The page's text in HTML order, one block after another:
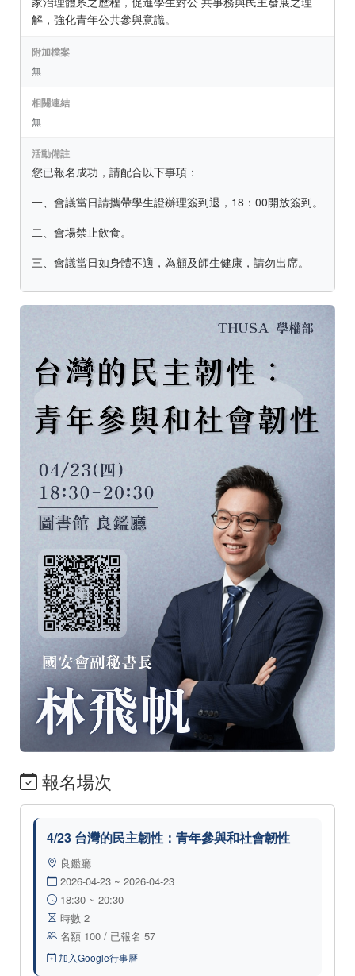
解，強化青年公共參與意識。
附加檔案
無
相關連結
無
活動備註
您已報名成功，請配合以下事項：
一、會議當日請攜帶學生證辦理簽到退，18：00開放簽到。
二、會場禁止飲食。
三、會議當日如身體不適，為顧及師生健康，請勿出席。
報名場次
4/23 台灣的民主韌性：青年參與和社會韌性
良鑑廳
2026-04-23 ~ 2026-04-23
18:30 ~ 20:30
時數 2
名額 100 / 已報名 57
加入Google行事曆